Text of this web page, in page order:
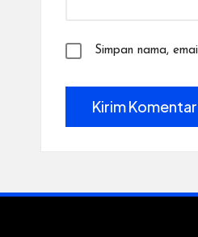
Simpan nama,